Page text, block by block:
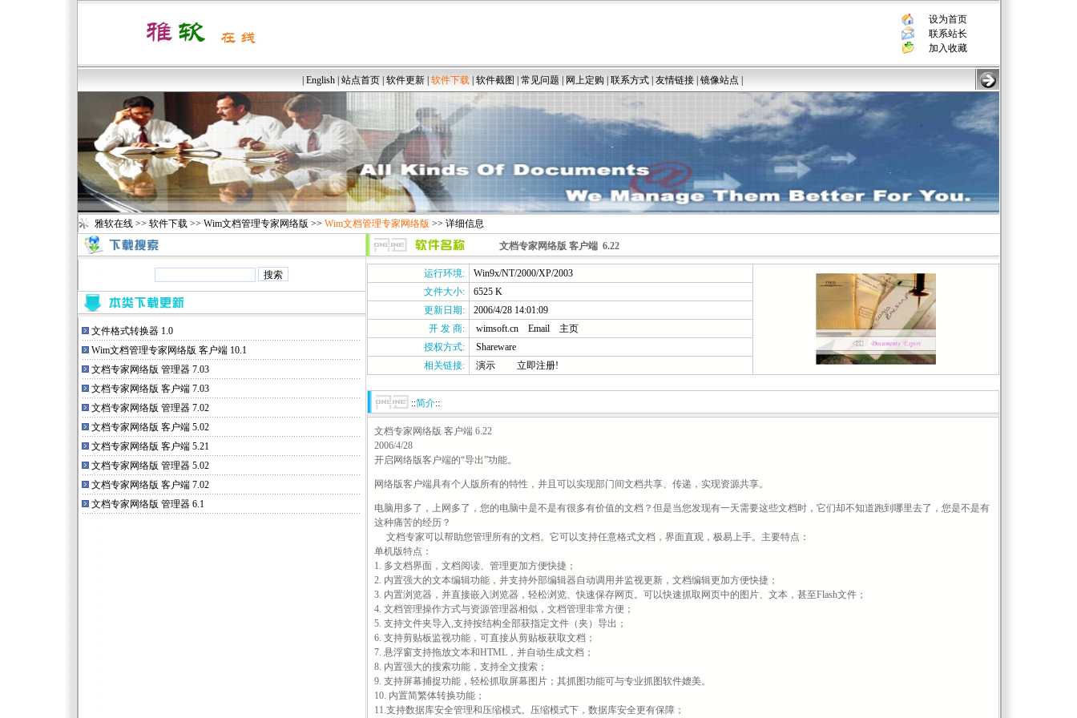
设为首页
联系站长
加入收藏
English 站点首页 软件更新 软件下载 软件截图 常见问题 网上定购 联系方式 友情链接 镜像站点
雅软在线 >> 软件下载 >> Wim文档管理专家网络版 >> Wim文档管理专家网络版 >> 详细信息
文件格式转换器 1.0
Wim文档管理专家网络版 客户端 10.1
文档专家网络版 管理器 7.03
文档专家网络版 客户端 7.03
文档专家网络版 管理器 7.02
文档专家网络版 客户端 5.02
文档专家网络版 客户端 5.21
文档专家网络版 管理器 5.02
文档专家网络版 客户端 7.02
文档专家网络版 管理器 6.1
文档专家网络版 客户端 6.22
运行环境:
Win9x/NT/2000/XP/2003
文件大小:
6525 K
更新日期:
2006/4/28 14:01:09
开 发 商:
wimsoft.cn Email
主页
授权方式:
Shareware
相关链接:
演示 立即注册!
::简介::
文档专家网络版 客户端 6.22
2006/4/28
开启网络版客户端的“导出”功能。
网络版客户端具有个人版所有的特性，并且可以实现部门间文档共享、传递，实现资源共享。
电脑用多了，上网多了，您的电脑中是不是有很多有价值的文档？但是当您发现有一天需要这些文档时，它们却不知道跑到哪里去了，您是不是有
这种痛苦的经历？
文档专家可以帮助您管理所有的文档。它可以支持任意格式文档，界面直观，极易上手。主要特点：
单机版特点：
1. 多文档界面，文档阅读、管理更加方便快捷；
2. 内置强大的文本编辑功能，并支持外部编辑器自动调用并监视更新，文档编辑更加方便快捷；
3. 内置浏览器，并直接嵌入浏览器，轻松浏览、快速保存网页。可以快速抓取网页中的图片、文本，甚至Flash文件；
4. 文档管理操作方式与资源管理器相似，文档管理非常方便；
5. 支持文件夹导入,支持按结构全部获指定文件（夹）导出；
6. 支持剪贴板监视功能，可直接从剪贴板获取文档；
7. 悬浮窗支持拖放文本和HTML，并自动生成文档；
8. 内置强大的搜索功能，支持全文搜索；
9. 支持屏幕捕捉功能，轻松抓取屏幕图片；其抓图功能可与专业抓图软件媲美。
10. 内置简繁体转换功能；
11.支持数据库安全管理和压缩模式。压缩模式下，数据库安全更有保障；